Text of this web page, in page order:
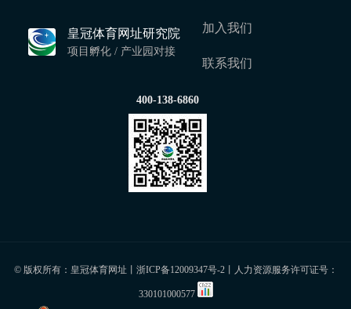
皇冠体育网址研究院
项目孵化 / 产业园对接
加入我们
联系我们
400-138-6860
© 版权所有：皇冠体育网址丨 浙ICP备12009347号-2丨人力资源服务许可证号：
330101000577